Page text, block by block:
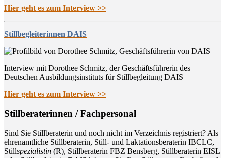
Hier geht es zum Interview >>
Stillbegleiterinnen DAIS
Interview mit Dorothee Schmitz, der Geschäftsführerin des
Deutschen Ausbildungsinstituts für Stillbegleitung DAIS
Hier geht es zum Interview >>
Still­be­ra­te­rin­nen / Fachpersonal
Sind Sie Still­be­ra­te­rin und noch nicht im Ver­zeich­nis regis­triert? Als
ehren­amt­li­che Still­be­ra­te­rin, Still- und Lak­ta­ti­ons­be­ra­te­rin IBCLC,
Stillspe­zia­lis­tin (R), Still­be­ra­te­rin FBZ Bens­berg, Still­be­ra­te­rin EISL